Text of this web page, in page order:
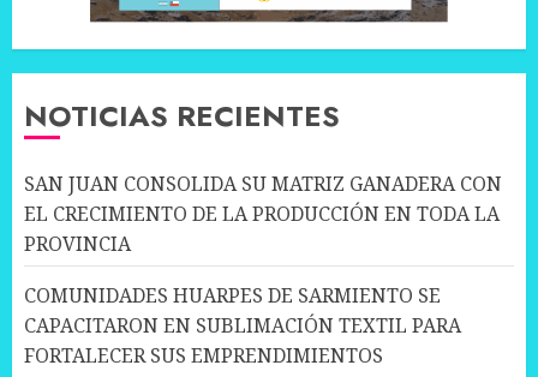
NOTICIAS RECIENTES
SAN JUAN CONSOLIDA SU MATRIZ GANADERA CON
EL CRECIMIENTO DE LA PRODUCCIÓN EN TODA LA
PROVINCIA
COMUNIDADES HUARPES DE SARMIENTO SE
CAPACITARON EN SUBLIMACIÓN TEXTIL PARA
FORTALECER SUS EMPRENDIMIENTOS